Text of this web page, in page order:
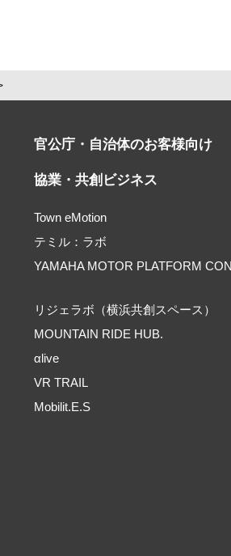
官公庁・自治体のお客様向け
協業・共創ビジネス
Town eMotion
テミル：ラボ
YAMAHA MOTOR PLATFORM
リジェラボ（横浜共創スペース）
MOUNTAIN RIDE HUB.
αlive
VR TRAIL
Mobilit.E.S